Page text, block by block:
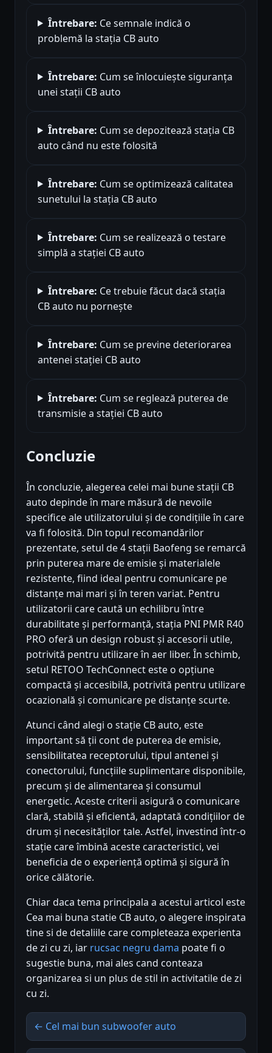
Întrebare: Ce semnale indică o
problemă la stația CB auto
Întrebare: Cum se înlocuiește siguranța
unei stații CB auto
Întrebare: Cum se depozitează stația CB
auto când nu este folosită
Întrebare: Cum se optimizează calitatea
sunetului la stația CB auto
Întrebare: Cum se realizează o testare
simplă a stației CB auto
Întrebare: Ce trebuie făcut dacă stația
CB auto nu pornește
Întrebare: Cum se previne deteriorarea
antenei stației CB auto
Întrebare: Cum se reglează puterea de
transmisie a stației CB auto
Concluzie
În concluzie, alegerea celei mai bune stații CB
auto depinde în mare măsură de nevoile
specifice ale utilizatorului și de condițiile în care
va fi folosită. Din topul recomandărilor
prezentate, setul de 4 stații Baofeng se remarcă
prin puterea mare de emisie și materialele
rezistente, fiind ideal pentru comunicare pe
distanțe mai mari și în teren variat. Pentru
utilizatorii care caută un echilibru între
durabilitate și performanță, stația PNI PMR R40
PRO oferă un design robust și accesorii utile,
potrivită pentru utilizare în aer liber. În schimb,
setul RETOO TechConnect este o opțiune
compactă și accesibilă, potrivită pentru utilizare
ocazională și comunicare pe distanțe scurte.
Atunci când alegi o stație CB auto, este
important să ții cont de puterea de emisie,
sensibilitatea receptorului, tipul antenei și
conectorului, funcțiile suplimentare disponibile,
precum și de alimentarea și consumul
energetic. Aceste criterii asigură o comunicare
clară, stabilă și eficientă, adaptată condițiilor de
drum și necesităților tale. Astfel, investind într-o
stație care îmbină aceste caracteristici, vei
beneficia de o experiență optimă și sigură în
orice călătorie.
Chiar daca tema principala a acestui articol este
Cea mai buna statie CB auto, o alegere inspirata
tine si de detaliile care completeaza experienta
de zi cu zi, iar rucsac negru dama poate fi o
sugestie buna, mai ales cand conteaza
organizarea si un plus de stil in activitatile de zi
cu zi.
← Cel mai bun subwoofer auto